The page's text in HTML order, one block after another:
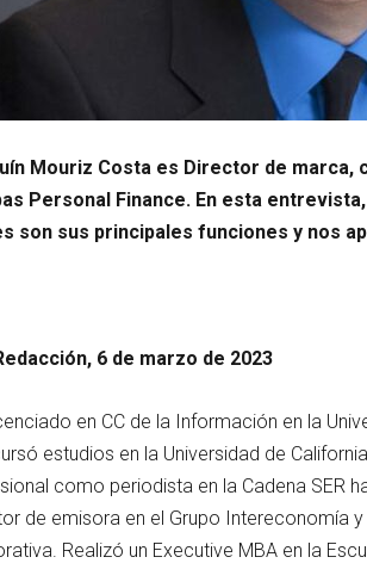
Mouriz Costa es Director de marca,
Personal Finance. En esta
son sus principales funciones y nos
6 de marzo de 2023
en CC de la Información en la
estudios en la Universidad de
como periodista en la Cadena SER
de emisora en el Grupo Intereconomía
Realizó un Executive MBA en la